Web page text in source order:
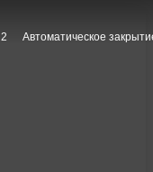
1 Автоматическое